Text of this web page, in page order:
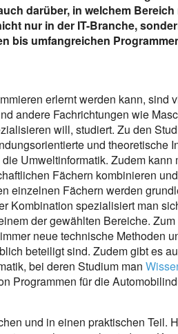
darüber, in welchem Bereich
nur in der IT-Branche,
bis umfangreichen
erlernt werden kann, sind
andere Fachrichtungen wie
will, studiert. Zu den
und theoretische
Umweltinformatik. Zudem kann
Fächern kombinieren
einzelnen Fächern werden
Kombination spezialisiert man
der gewählten Bereiche.
neue technische Methoden
beteiligt sind. Zudem gibt es
bei deren Studium man
Programmen für die
und in einen praktischen Teil.